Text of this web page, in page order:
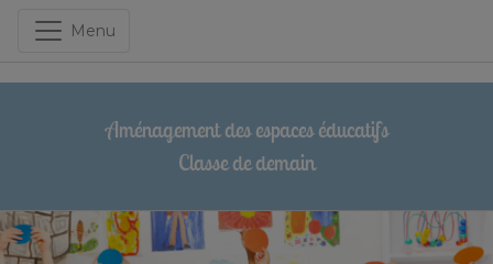
Menu
Aménagement des espaces éducatifs
Classe de demain